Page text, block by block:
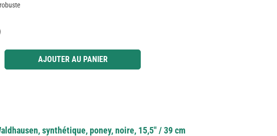
souhaitée ou utilisez les boutons pour augmenter ou diminuer la quantité.
AJOUTER AU PANIER
synthétique, poney, noire, 15,5" / 39 cm